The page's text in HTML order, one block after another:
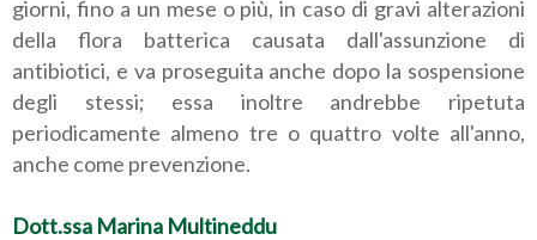
giorni, fino a un mese o più, in caso di gravi alterazioni
della flora batterica causata dall'assunzione di
antibiotici, e va proseguita anche dopo la sospensione
degli stessi; essa inoltre andrebbe ripetuta
periodicamente almeno tre o quattro volte all'anno,
anche come prevenzione.
Dott.ssa Marina Multineddu